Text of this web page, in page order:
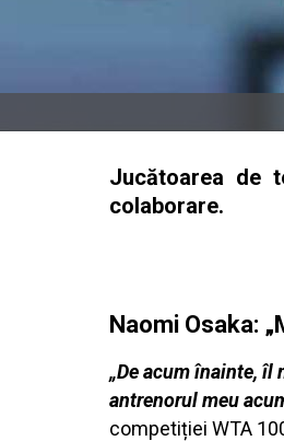
Jucătoarea de
colaborare.
Naomi Osaka:
„De acum înainte, îl
antrenorul meu
competiției WTA